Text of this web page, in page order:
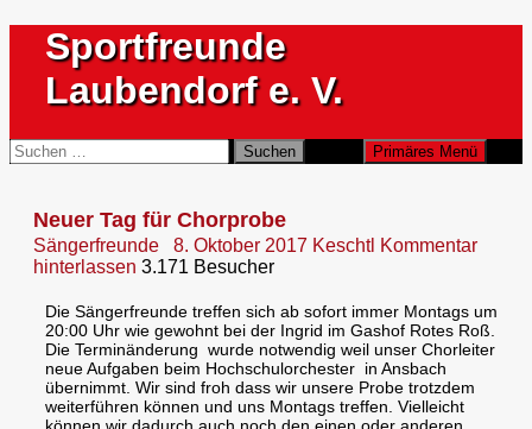
Inhalt
springen
Sportfreunde
Laubendorf e. V.
Suchen Primäres Menü
Suchen
nach:
Neuer Tag für Chorprobe
Sängerfreunde 8. Oktober 2017 Keschtl Kommentar
hinterlassen 3.171 Besucher
Die Sängerfreunde treffen sich ab sofort immer Montags um
20:00 Uhr wie gewohnt bei der Ingrid im Gashof Rotes Roß.
Die Terminänderung wurde notwendig weil unser Chorleiter
neue Aufgaben beim Hochschulorchester in Ansbach
übernimmt. Wir sind froh dass wir unsere Probe trotzdem
weiterführen können und uns Montags treffen. Vielleicht